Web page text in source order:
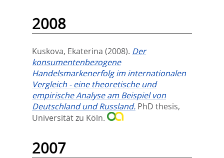
2008
Kuskova, Ekaterina (2008). Der
konsumentenbezogene
Handelsmarkenerfolg im internationalen
Vergleich - eine theoretische und
empirische Analyse am Beispiel von
Deutschland und Russland. PhD thesis,
Universität zu Köln.
2007